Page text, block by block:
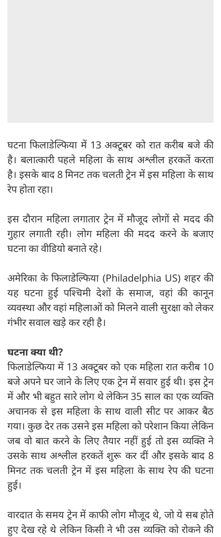
घटना फिलाडेल्फिया में 13 अक्टूबर को रात करीब बजे की
है। बलात्कारी पहले महिला के साथ अश्लील हरकतें करता
है। इसके बाद 8 मिनट तक चलती ट्रेन में इस महिला के साथ
रेप होता रहा।
इस दौरान महिला लगातार ट्रेन में मौजूद लोगों से मदद की
गुहार लगाती रही। लोग महिला की मदद करने के बजाए
घटना का वीडियो बनाते रहे।
अमेरिका के फिलाडेल्फिया (Philadelphia US) शहर की
यह घटना हुई पश्चिमी देशों के समाज, वहां की कानून
व्यवस्था और वहां महिलाओं को मिलने वाली सुरक्षा को लेकर
गंभीर सवाल खड़े कर रही है।
घटना क्या थी?
फिलाडेल्फिया में 13 अक्टूबर को एक महिला रात करीब 10
बजे अपने घर जाने के लिए एक ट्रेन में सवार हुई थी। इस ट्रेन
में और भी बहुत सारे लोग थे लेकिन 35 साल का एक व्यक्ति
अचानक से इस महिला के साथ वाली सीट पर आकर बैठ
गया। कुछ देर तक उसने इस महिला को परेशान किया लेकिन
जब वो बात करने के लिए तैयार नहीं हुई तो इस व्यक्ति ने
उसके साथ अश्लील हरकतें शुरू कर दीं और इसके बाद 8
मिनट तक चलती ट्रेन में इस महिला के साथ रेप की घटना
हुई।
वारदात के समय ट्रेन में काफी लोग मौजूद थे, जो ये सब होते
हुए देख रहे थे लेकिन किसी ने भी उस व्यक्ति को रोकने की